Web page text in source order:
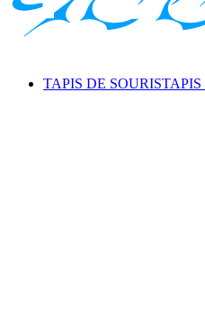
TAPIS DE SOURISTAPIS